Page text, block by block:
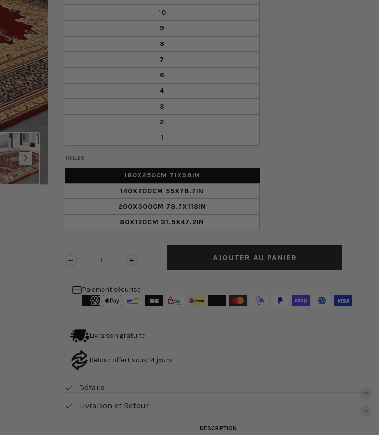
10
9
8
7
6
4
3
2
1
TAILLES
180X250CM 71X98IN
140X200CM 55X78.7IN
200X300CM 78.7X118IN
80X120CM 31.5X47.2IN
quantité
de
Tapis
Augmenter
quantité
de
Tapis
AJOUTER AU PANIER
Paiement sécurisé
Livraison gratuite
Retour offert sous 14 jours
Détails
Livraison et Retour
DESCRIPTION